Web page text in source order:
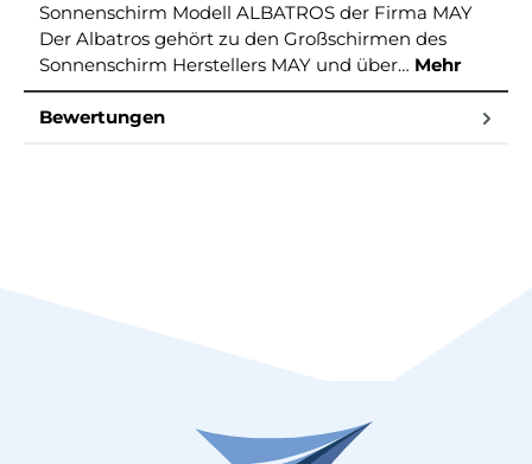
Sonnenschirm Modell ALBATROS der Firma MAY
Der Albatros gehört zu den Großschirmen des
Sonnenschirm Herstellers MAY und über… Mehr
Bewertungen